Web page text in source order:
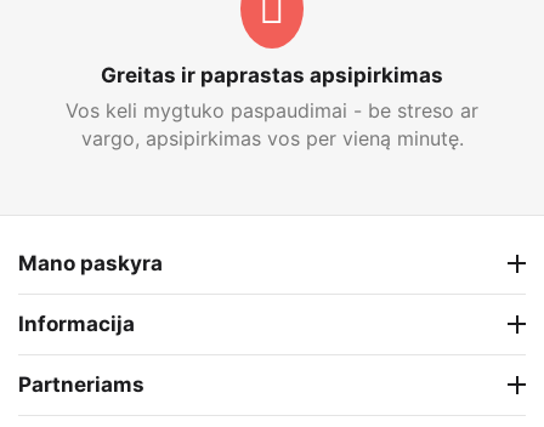
Greitas ir paprastas apsipirkimas
Vos keli mygtuko paspaudimai - be streso ar
vargo, apsipirkimas vos per vieną minutę.
Mano paskyra
Informacija
Partneriams